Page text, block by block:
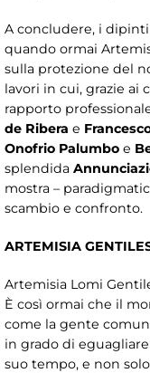
A concludere, i
quando ormai
sulla protezione del
lavori in cui, grazie ai
rapporto
de Ribera e
Onofrio Palumbo e
splendida
mostra –
scambio e confronto.
ARTEMISIA
Artemisia Lomi
È così ormai che il
come la gente
in grado di
suo tempo, e non